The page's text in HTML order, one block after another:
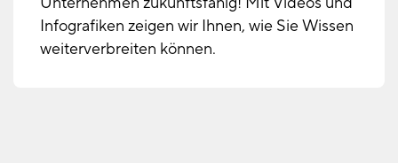
Infografiken zeigen wir Ihnen, wie Sie Wissen
weiterverbreiten können.